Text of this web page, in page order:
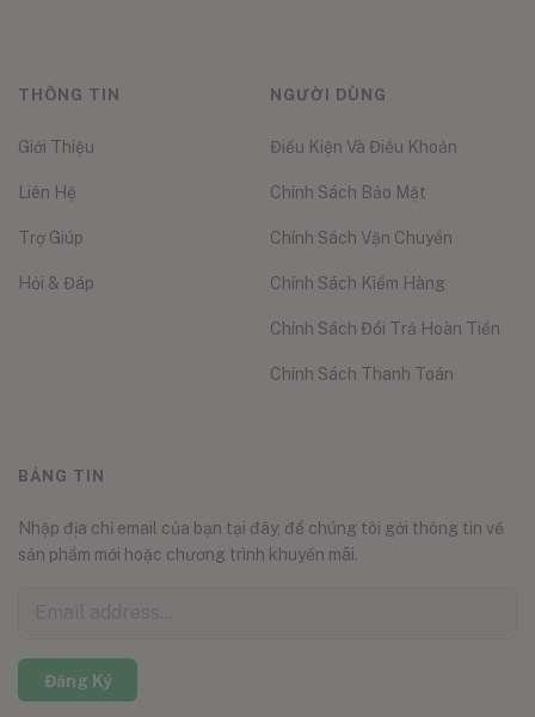
THÔNG TIN
Giới Thiệu
Liên Hệ
Trợ Giúp
Hỏi & Đáp
NGƯỜI DÙNG
Điều Kiện Và Điều Khoản
Chính Sách Bảo Mật
Chính Sách Vận Chuyển
Chính Sách Kiểm Hàng
Chính Sách Đổi Trả Hoàn Tiền
Chính Sách Thanh Toán
BẢNG TIN
Nhập địa chỉ email của bạn tại đây, để chúng tôi gởi thông tin về
sản phẩm mới hoặc chương trình khuyến mãi.
Đăng Ký